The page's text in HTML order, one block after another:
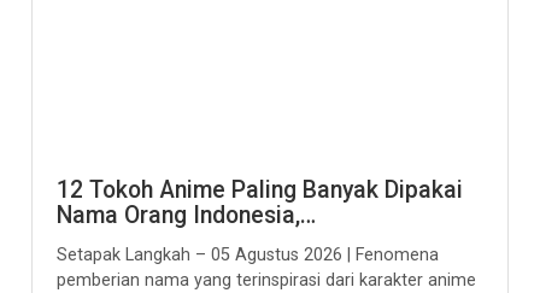
12 Tokoh Anime Paling Banyak Dipakai
Nama Orang Indonesia,…
Setapak Langkah – 05 Agustus 2026 | Fenomena
pemberian nama yang terinspirasi dari karakter anime